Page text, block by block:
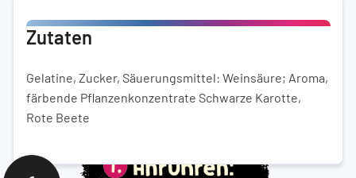
Zutaten
Gelatine, Zucker, Säuerungsmittel: Weinsäure; Aroma,
färbende Pflanzenkonzentrate Schwarze Karotte,
Rote Beete